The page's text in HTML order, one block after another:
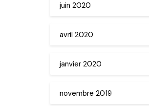
juin 2020
avril 2020
janvier 2020
novembre 2019